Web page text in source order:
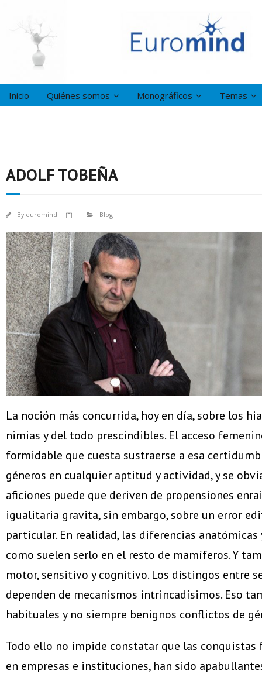
Inicio Quiénes somos Monográficos Temas
ADOLF TOBEÑA
By euromind Blog
La noción más concurrida, hoy en día, sobre los
nimias y del todo prescindibles. El acceso
formidable que cuesta sustraerse a esa
géneros en cualquier aptitud y actividad, y se
aficiones puede que deriven de propensiones
igualitaria gravita, sin embargo, sobre un error
particular. En realidad, las diferencias
como suelen serlo en el resto de mamíferos. Y
motor, sensitivo y cognitivo. Los distingos entre
dependen de mecanismos intrincadísimos. Eso
habituales y no siempre benignos conflictos de
Todo ello no impide constatar que las
en empresas e instituciones, han sido